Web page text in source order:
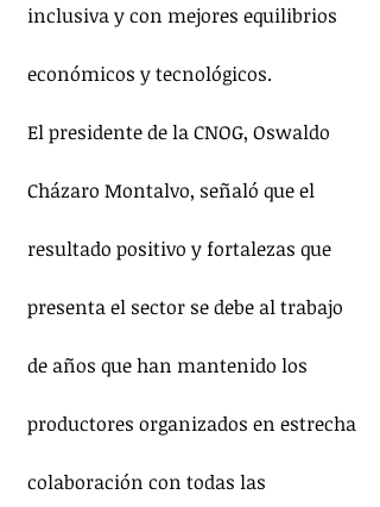
inclusiva y con mejores equilibrios
económicos y tecnológicos.
El presidente de la CNOG, Oswaldo
Cházaro Montalvo, señaló que el
resultado positivo y fortalezas que
presenta el sector se debe al trabajo
de años que han mantenido los
productores organizados en estrecha
colaboración con todas las